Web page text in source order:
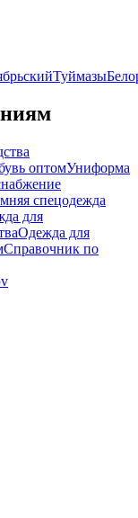
Туймазы
оптомУниформа
спецодежда
для
Одежда для
Справочник по